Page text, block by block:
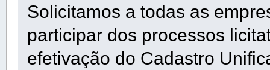
Solicitamos a todas as
participar dos processos
efetivação do Cadastro